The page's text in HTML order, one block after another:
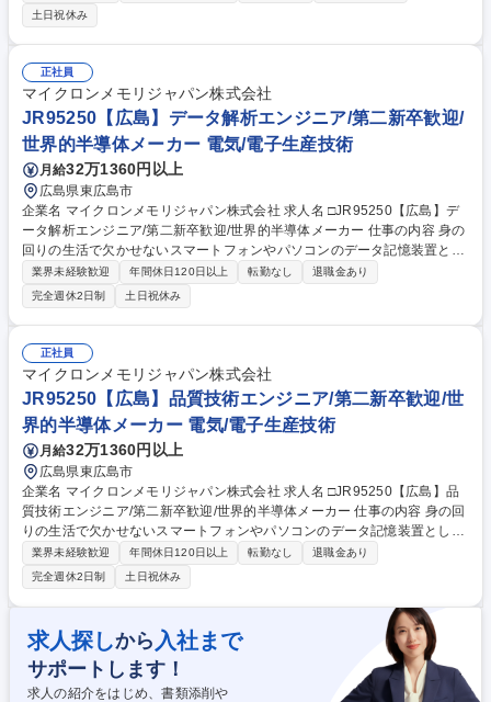
す。 【詳細】■プロセス条件と技術の確立・改善 ■プロセス能力の向上と
生産コストの削減 ■プロセス管理プロジェクトの確立と修正 ■各種半導体
装置のプロセスパラメータ設定 ■新規装置／材料の評価、推進、計画立案
■異常分析と改善 募集職種 JR84925【広島】FABエンジニア/世界的半導
体メモリメーカー
土日祝休み
正社員
マイクロンメモリジャパン株式会社
JR95250【広島】データ解析エンジニア/第二新卒歓迎/
世界的半導体メーカー 電気/電子生産技術
月給32万1360円以上
広島県東広島市
企業名 マイクロンメモリジャパン株式会社 求人名 □JR95250【広島】デ
ータ解析エンジニア/第二新卒歓迎/世界的半導体メーカー 仕事の内容 身の
回りの生活で欠かせないスマートフォンやパソコンのデータ記憶装置とし
て使用される半導体メモリ（DRAM）の世界売上シェア3位の当社にて、
ご経験に合わせて以下の業務をお任せ致します。 【詳細】製品技術エンジ
ニア(データ解析)：半導体製造フロー全体の解析・改善、測定解析、不良
品監視及び原因解析、良品率監視及び不良品の原因解析の業務をお任せ致
します。 【魅力】半導体メモリは、今後のIT社会の発展には欠かせず、自
身の仕事を通じて世の中の発展に貢献することができるやりがいがござい
ます。 募集職種 □JR95250【広島】データ解析エンジニア/第二新卒歓迎/
世界的半導体メーカー
業界未経験歓迎 年間休日120日以上 転勤なし
退職金あり
完全週休2日制
土日祝休み
正社員
マイクロンメモリジャパン株式会社
JR95250【広島】品質技術エンジニア/第二新卒歓迎/世
界的半導体メーカー 電気/電子生産技術
月給32万1360円以上
広島県東広島市
企業名 マイクロンメモリジャパン株式会社 求人名 □JR95250【広島】品
質技術エンジニア/第二新卒歓迎/世界的半導体メーカー 仕事の内容 身の回
りの生活で欠かせないスマートフォンやパソコンのデータ記憶装置として
使用される半導体メモリ（DRAM）の世界売上シェア3位の当社にて、ご
経験に合わせて以下の業務をお任せ致します。 【詳細】品質技術エンジニ
ア：半導体製造における品質保証に関わる業務です。原材料管理、クリー
ンルーム環境、生産プロセス、検査システム、出荷テストなど高い品質性
が求められる半導体製造の品質保証業務を担います。 【魅力】半導体メモ
リは、今後のIT社会の発展には欠かせず、自身の仕事を通じて世の中の発
展に貢献することができるやりがいがございます。 募集職種 □JR95250
【広島】品質技術エンジニア/第二新卒歓迎/世界的半導体メーカー
業界未経験歓迎 年間休日120日以上 転勤なし
退職金あり
完全週休2日制
土日祝休み
求人探しから 入社まで
サポートします！
求人の紹介をはじめ、書類添削や